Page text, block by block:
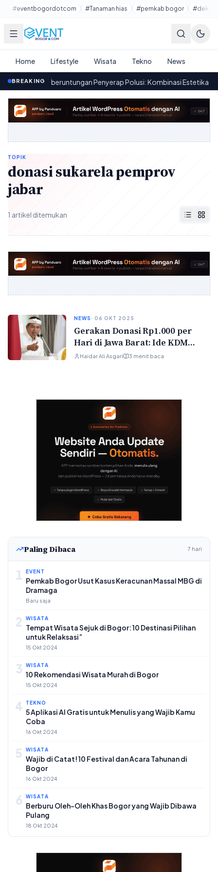
Lewati ke konten utama
#eventbogordotcom #Tanaman hias #pemkab bogor
Home Lifestyle Wisata Tekno News
BREAKINGKeberuntungan Penyerap Polusi: Kombinasi Estetika dan
TOPIK
donasi sukarela pemprov
jabar
1 artikel ditemukan
NEWS· 06 OKT 2025
Gerakan Donasi Rp1.000 per
Hari di Jawa Barat: Ide KDM
untuk Gotong Royong Modern
Haidar Ali Asgari 3 menit baca
Paling Dibaca 7 hari
1 EVENT
Pemkab Bogor Usut Kasus Keracunan Massal MBG di
Dramaga
Baru saja
2 WISATA
Tempat Wisata Sejuk di Bogor: 10 Destinasi Pilihan
untuk Relaksasi”
15 Okt 2024
3 WISATA
10 Rekomendasi Wisata Murah di Bogor
15 Okt 2024
4 TEKNO
5 Aplikasi AI Gratis untuk Menulis yang Wajib Kamu
Coba
16 Okt 2024
5 WISATA
Wajib di Catat! 10 Festival dan Acara Tahunan di
Bogor
16 Okt 2024
6 WISATA
Berburu Oleh-Oleh Khas Bogor yang Wajib Dibawa
Pulang
18 Okt 2024